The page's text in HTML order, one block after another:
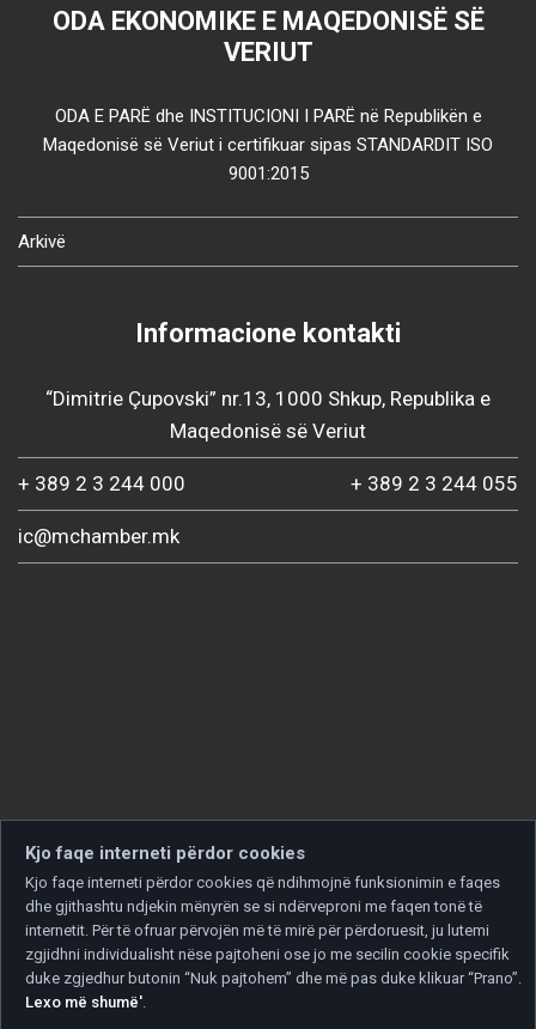
ODA EKONOMIKE E MAQEDONISË SË
VERIUT
ODA E PARË dhe INSTITUCIONI I PARË në Republikën e
Maqedonisë së Veriut i certifikuar sipas STANDARDIT ISO
9001:2015
Arkivë
Informacione kontakti
“Dimitrie Çupovski” nr.13, 1000 Shkup, Republika e
Maqedonisë së Veriut
+ 389 2 3 244 000 + 389 2 3 244 055
ic@mchamber.mk
Copyright © 2026 Developed by
Kjo faqe interneti përdor cookies
Kjo faqe interneti përdor cookies që ndihmojnë funksionimin e faqes
dhe gjithashtu ndjekin mënyrën se si ndërveproni me faqen tonë të
internetit. Për të ofruar përvojën më të mirë për përdoruesit, ju lutemi
zgjidhni individualisht nëse pajtoheni ose jo me secilin cookie specifik
duke zgjedhur butonin “Nuk pajtohem” dhe më pas duke klikuar “Prano”.
Lexo më shumë'.